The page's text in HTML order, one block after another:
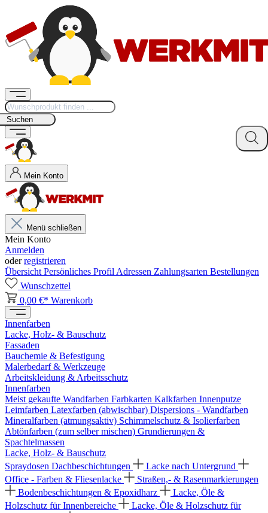
Suchen
Mein Konto
Menü schließen
Mein Konto
Anmelden
oderregistrieren
Übersicht Persönliches Profil Adressen Zahlungsarten Bestellungen
Wunschzettel
0,00 €* Warenkorb
Innenfarben
Lacke, Holz- & Bauschutz
Fassaden
Bauchemie & Befestigung
Malerbedarf & Werkzeuge
Arbeitskleidung & Arbeitsschutz
Innenfarben
Meist gekaufte Wandfarben Farbkarten Kalkfarben Innenputze
Leimfarben Latexfarben (abwischbar) Dispersions - Wandfarben
Mineralfarben (atmungsaktiv) Schimmelschutz & Isolierfarben
Abtönfarben (zum selber mischen) Grundierungen &
Spachtelmassen
Lacke, Holz- & Bauschutz
Spraydosen Dachbeschichtungen
Lacke nach Untergrund
Office - Farben & Fliesenlacke
Straßen,- & Rasenmarkierungen
Bodenbeschichtungen & Epoxidharz
Lacke, Öle &
Holzschutz für Innenbereiche
Lacke, Öle & Holzschutz für